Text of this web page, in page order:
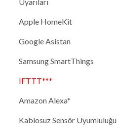
Apple HomeKit
Google Asistan
Samsung SmartThings
IFTTT***
Amazon Alexa*
Kablosuz Sensör Uyumluluğu